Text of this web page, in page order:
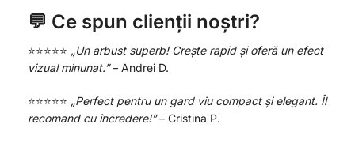
💬 Ce spun clienții noștri?
⭐️⭐️⭐️⭐️⭐️ „Un arbust superb! Crește rapid și oferă un efect
vizual minunat.”– Andrei D.
⭐️⭐️⭐️⭐️⭐️ „Perfect pentru un gard viu compact și elegant. Îl
recomand cu încredere!”– Cristina P.